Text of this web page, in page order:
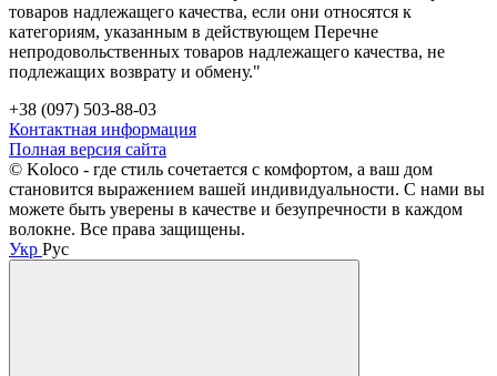
товаров надлежащего качества, если они относятся к
категориям, указанным в действующем Перечне
непродовольственных товаров надлежащего качества, не
подлежащих возврату и обмену."
+38 (097) 503-88-03
Контактная информация
Полная версия сайта
© Koloco - где стиль сочетается с комфортом, а ваш дом
становится выражением вашей индивидуальности. С нами вы
можете быть уверены в качестве и безупречности в каждом
волокне. Все права защищены.
Укр Рус